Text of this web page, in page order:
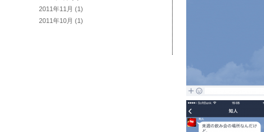
2011年11月 (1)
2011年10月 (1)